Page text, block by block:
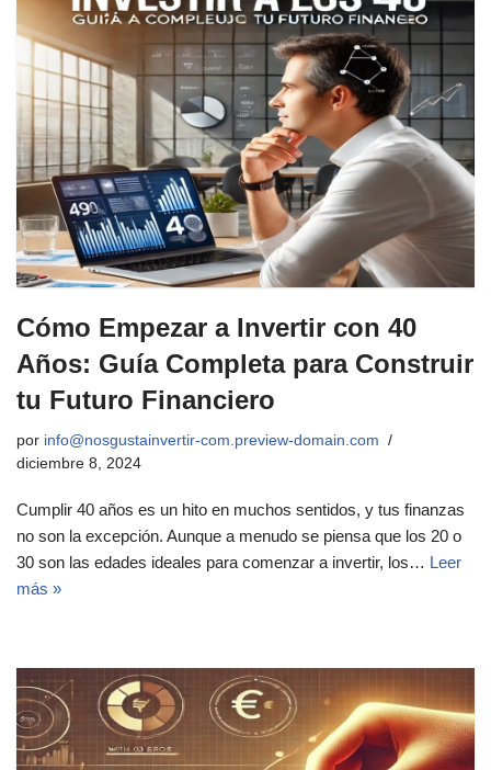
Cómo Empezar a Invertir con 40
Años: Guía Completa para Construir
tu Futuro Financiero
por info@nosgustainvertir-com.preview-domain.com
diciembre 8, 2024
Cumplir 40 años es un hito en muchos sentidos, y tus finanzas
no son la excepción. Aunque a menudo se piensa que los 20 o
30 son las edades ideales para comenzar a invertir, los… Leer
más »